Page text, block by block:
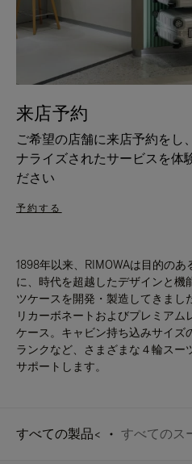
来店予約
ご希望の店舗に来店予約をし
ナライズされたサービスを体
ださい
予約する
1898年以来、RIMOWAは目的の
に、時代を超越したデザインと機
ツケースを開発・製造してきまし
リカーボネートおよびプレミア
ケース。キャビン持ち込みサイズ
ランクなど、さまざまな４輪スー
サポートします。
すべての製品< すべてのス